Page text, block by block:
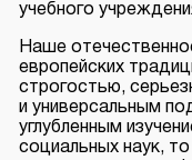
учебного
Наше
европейских
строгостью,
и универсальным
углубленным
социальных наук,